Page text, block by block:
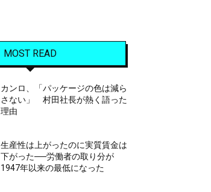
MOST READ
カンロ、「パッケージの色は減ら
さない」 村田社長が熱く語った
理由
生産性は上がったのに実質賃金は
下がった──労働者の取り分が
1947年以来の最低になった